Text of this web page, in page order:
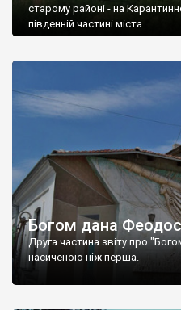
старому районі - на
південній частині міста.
Богом дана
Друга частина звіту про
насиченою ніж перша.